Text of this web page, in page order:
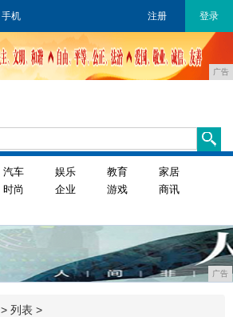
手机 注册 登录
广告
汽车 娱乐 教育
家居
时尚 企业 游戏
商讯
广告
> 列表 >